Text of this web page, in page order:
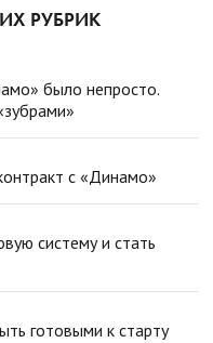
РУБРИК
было непросто.
с «Динамо»
систему и стать
готовыми к старту